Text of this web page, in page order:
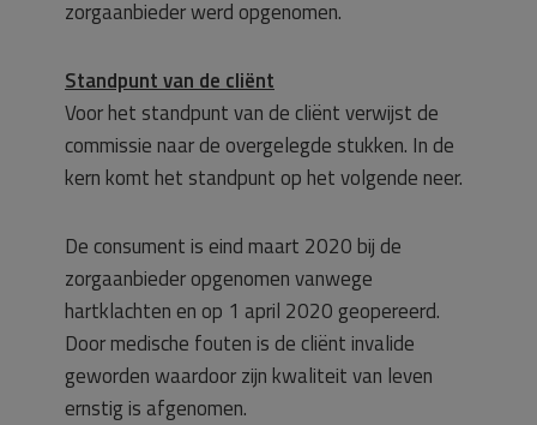
zorgaanbieder werd opgenomen.
Standpunt van de cliënt
Voor het standpunt van de cliënt verwijst de
commissie naar de overgelegde stukken. In de
kern komt het standpunt op het volgende neer.
De consument is eind maart 2020 bij de
zorgaanbieder opgenomen vanwege
hartklachten en op 1 april 2020 geopereerd.
Door medische fouten is de cliënt invalide
geworden waardoor zijn kwaliteit van leven
ernstig is afgenomen.